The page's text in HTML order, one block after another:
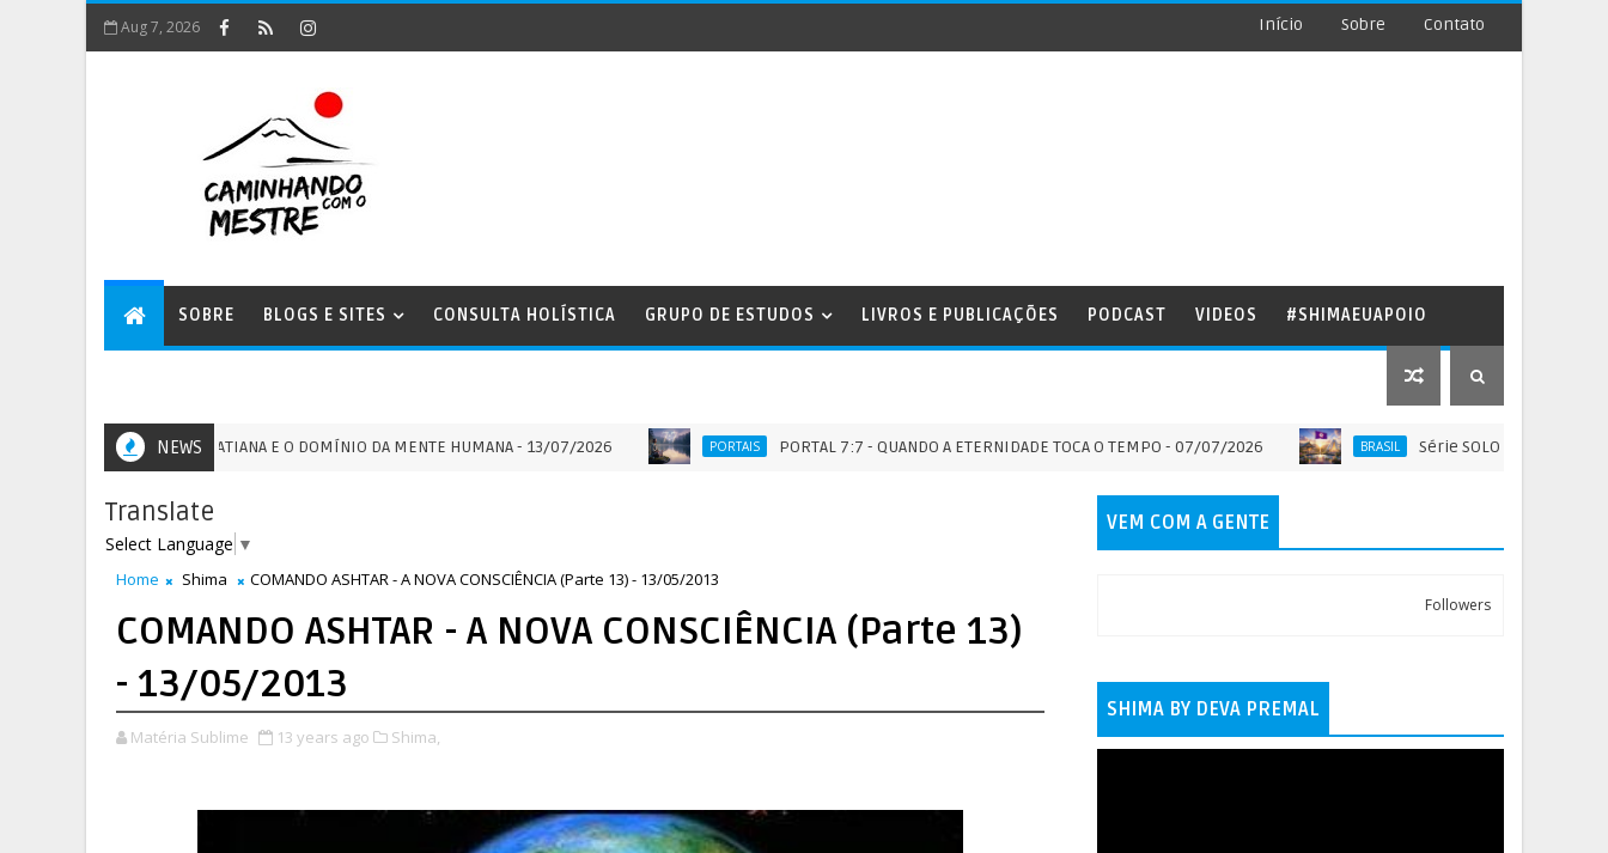
Aug 7, 2026 Início Sobre Contato
SOBRE BLOGS E SITES CONSULTA HOLÍSTICA GRUPO DE ESTUDOS LIVROS E PUBLICAÇÕES PODCAST VIDEOS #SHIMAEUAPOIO
NEWS
A ENERGIA XOPATIANA E O DOMÍNIO DA MENTE HUMANA - 13/07/2026 PORTAIS PORTAL 7:7 - QUANDO A ETERNIDADE TOCA O TEMPO - 07/07/2026 BRASIL Série SOLO SAGRADO DO
Translate
Select Language ▼
Home Shima COMANDO ASHTAR - A NOVA CONSCIÊNCIA (Parte 13) - 13/05/2013
COMANDO ASHTAR - A NOVA CONSCIÊNCIA (Parte 13)
- 13/05/2013
Matéria Sublime 13 years ago Shima,
VEM COM A GENTE
Followers
SHIMA BY DEVA PREMAL